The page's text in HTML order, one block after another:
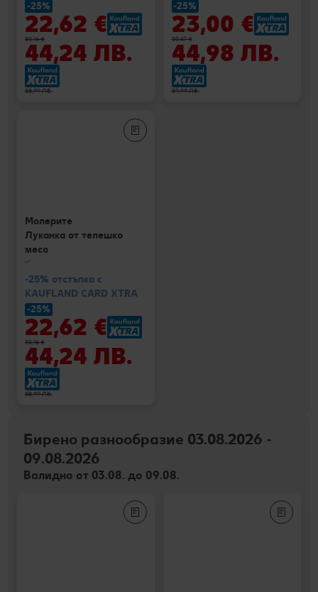
-25%
22,62 €
30,16 €
44,24 ЛВ.
58,99 ЛВ.
-25%
23,00 €
30,67 €
44,98 ЛВ.
59,99 ЛВ.
Молерите
Луканка от телешко
месо
кг
-25% отстъпка с
KAUFLAND CARD XTRA
-25%
22,62 €
30,16 €
44,24 ЛВ.
58,99 ЛВ.
Бирено разнообразие 03.08.2026 -
09.08.2026
Валидно от 03.08. до 09.08.